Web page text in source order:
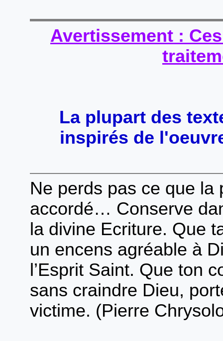
Avertissement :
La plupart des
inspirés de
Ne perds pas ce que la
accordé… Conserve
la divine Ecriture. Que
un encens agréable à
l’Esprit Saint. Que ton
sans craindre Dieu,
victime. (Pierre